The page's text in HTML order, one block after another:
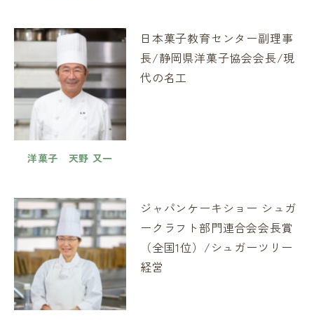
洋菓子 天野 又一
日本菓子教育センター副理事
長/静岡県洋菓子協会会長/現
代の名工
ジャパンケーキショー シュガ
ークラフト部門連合会会長賞
（全国1位）/シュガーツリー
経営